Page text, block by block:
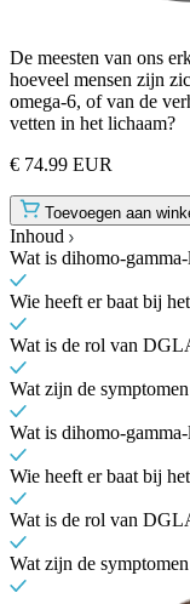
De meesten van ons
hoeveel mensen zijn
omega-6, of van de
vetten in het lichaam?
€ 74.99 EUR
Toevoegen aan
Inhoud
Wat is dihomo-
Wie heeft er baat bij
Wat is de rol van
Wat zijn de
Wat is dihomo-
Wie heeft er baat bij
Wat is de rol van
Wat zijn de